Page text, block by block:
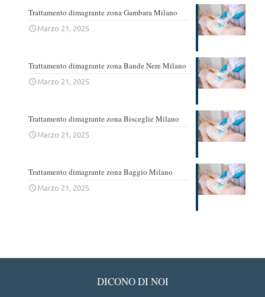
Trattamento dimagrante zona Gambara Milano
Marzo 21, 2025
Trattamento dimagrante zona Bande Nere Milano
Marzo 21, 2025
Trattamento dimagrante zona Bisceglie Milano
Marzo 21, 2025
Trattamento dimagrante zona Baggio Milano
Marzo 21, 2025
DICONO DI NOI